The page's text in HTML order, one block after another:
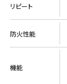
リピート
防火性能
機能